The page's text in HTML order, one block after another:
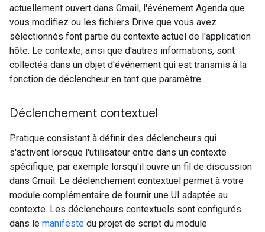
actuellement ouvert dans Gmail, l'événement Agenda que
vous modifiez ou les fichiers Drive que vous avez
sélectionnés font partie du contexte actuel de l'application
hôte. Le contexte, ainsi que d'autres informations, sont
collectés dans un objet d'événement qui est transmis à la
fonction de déclencheur en tant que paramètre.
Déclenchement contextuel
Pratique consistant à définir des déclencheurs qui
s'activent lorsque l'utilisateur entre dans un contexte
spécifique, par exemple lorsqu'il ouvre un fil de discussion
dans Gmail. Le déclenchement contextuel permet à votre
module complémentaire de fournir une UI adaptée au
contexte. Les déclencheurs contextuels sont configurés
dans le manifeste du projet de script du module